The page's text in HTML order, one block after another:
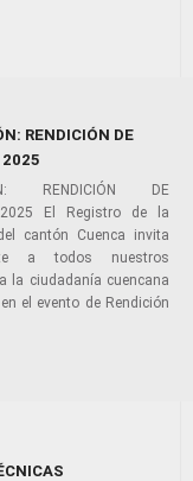
RENDICIÓN DE
2025
RENDICIÓN DE
2025 El Registro de la
cantón Cuenca invita
a todos nuestros
la ciudadanía cuencana
el evento de Rendición